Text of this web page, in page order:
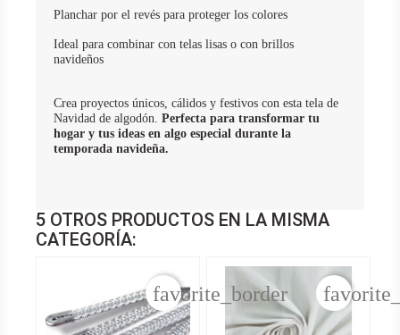
Planchar por el revés para proteger los colores
Ideal para combinar con telas lisas o con brillos
navideños
Crea proyectos únicos, cálidos y festivos con esta tela de
Navidad de algodón. Perfecta para transformar tu
hogar y tus ideas en algo especial durante la
temporada navideña.
5 OTROS PRODUCTOS EN LA MISMA
CATEGORÍA:
favorite_border